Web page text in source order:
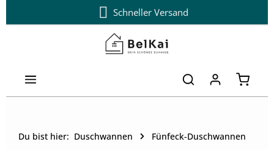
Zum Hauptinhalt springenSchneller Versand
Du bist hier: Duschwannen Fünfeck-Duschwannen